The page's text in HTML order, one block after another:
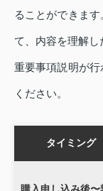
ることができま
て、内容を理解し
重要事項説明が
ください。
タイミング